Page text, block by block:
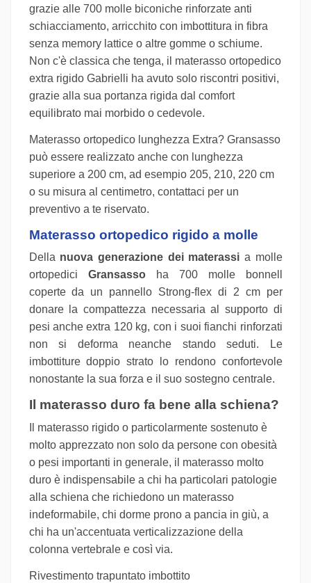
grazie alle 700 molle biconiche rinforzate anti
schiacciamento, arricchito con imbottitura in fibra
senza memory lattice o altre gomme o schiume.
Non c'è classica che tenga, il materasso ortopedico
extra rigido Gabrielli ha avuto solo riscontri positivi,
grazie alla sua portanza rigida dal comfort
equilibrato mai morbido o cedevole.
Materasso ortopedico lunghezza Extra? Gransasso
può essere realizzato anche con lunghezza
superiore a 200 cm, ad esempio 205, 210, 220 cm
o su misura al centimetro, contattaci per un
preventivo a te riservato.
Materasso ortopedico rigido a molle
Della nuova generazione dei materassi a molle
ortopedici Gransassoha 700 molle bonnell
coperte da un pannello Strong-flex di 2 cm per
donare la compattezza necessaria al supporto di
pesi anche extra 120 kg, con i suoi fianchi rinforzati
non si deforma neanche stando seduti. Le
imbottiture doppio strato lo rendono confortevole
nonostante la sua forza e il suo sostegno centrale.
Il materasso duro fa bene alla schiena?
Il materasso rigido o particolarmente sostenuto è
molto apprezzato non solo da persone con obesità
o pesi importanti in generale, il materasso molto
duro è indispensabile a chi ha particolari patologie
alla schiena che richiedono un materasso
indeformabile, chi dorme prono a pancia in giù, a
chi ha un'accentuata verticalizzazione della
colonna vertebrale e così via.
Rivestimento trapuntato imbottito